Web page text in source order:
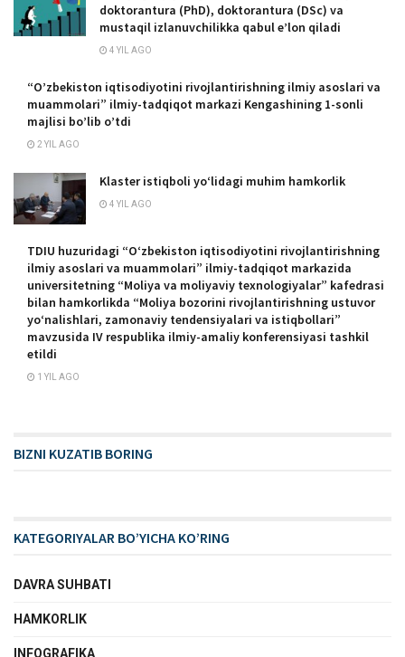
doktorantura (PhD), doktorantura (DSc) va
mustaqil izlanuvchilikka qabul e’lon qiladi
4 YIL AGO
“O’zbekiston iqtisodiyotini rivojlantirishning ilmiy asoslari va
muammolari” ilmiy-tadqiqot markazi Kengashining 1-sonli
majlisi bo’lib o’tdi
2 YIL AGO
Klaster istiqboli yo‘lidagi muhim hamkorlik
4 YIL AGO
TDIU huzuridagi “Oʻzbekiston iqtisodiyotini rivojlantirishning
ilmiy asoslari va muammolari” ilmiy-tadqiqot markazida
universitetning “Moliya va moliyaviy texnologiyalar” kafedrasi
bilan hamkorlikda “Moliya bozorini rivojlantirishning ustuvor
yoʻnalishlari, zamonaviy tendensiyalari va istiqbollari”
mavzusida IV respublika ilmiy-amaliy konferensiyasi tashkil
etildi
1 YIL AGO
BIZNI KUZATIB BORING
KATEGORIYALAR BO’YICHA KO’RING
DAVRA SUHBATI
HAMKORLIK
INFOGRAFIKA